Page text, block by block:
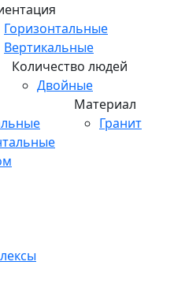
Горизонтальные
Вертикальные
Количество людей
Двойные
Материал
Гранит